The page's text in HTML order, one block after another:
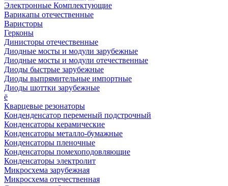
Электронные Комплектующие
Варикапы отечественные
Варисторы
Герконы
Динисторы отечественные
Диодные мосты и модули зарубежные
Диодные мосты и модули отечественные
Диоды быстрые зарубежные
Диоды выпрямительные импортные
Диоды шоттки зарубежные
ё
Кварцевые резонаторы
Конденденсатор переменый подстрочный
Конденсаторы керамические
Конденсаторы металло-бумажные
Конденсаторы пленочные
Конденсаторы помехоподовляющие
Конденсаторы электролит
Микросхема зарубежная
Микросхема отечественная